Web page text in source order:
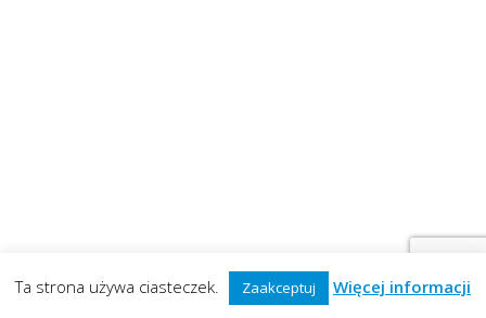
Ta strona używa ciasteczek. Zaakceptuj Więcej informacji